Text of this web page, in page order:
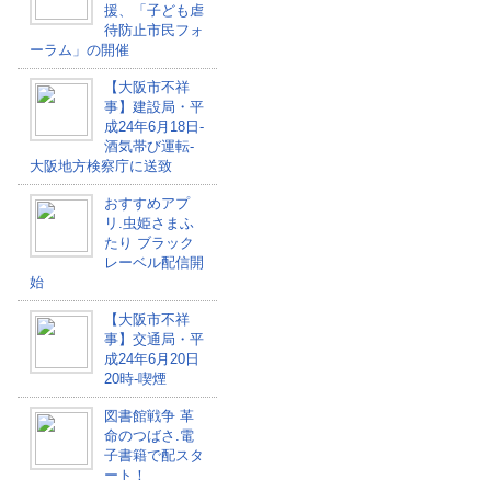
援、「子ども虐
待防止市民フォ
ーラム」の開催
【大阪市不祥
事】建設局・平
成24年6月18日-
酒気帯び運転-
大阪地方検察庁に送致
おすすめアプ
リ.虫姫さまふ
たり ブラック
レーベル配信開
始
【大阪市不祥
事】交通局・平
成24年6月20日
20時-喫煙
図書館戦争 革
命のつばさ.電
子書籍で配スタ
ート！